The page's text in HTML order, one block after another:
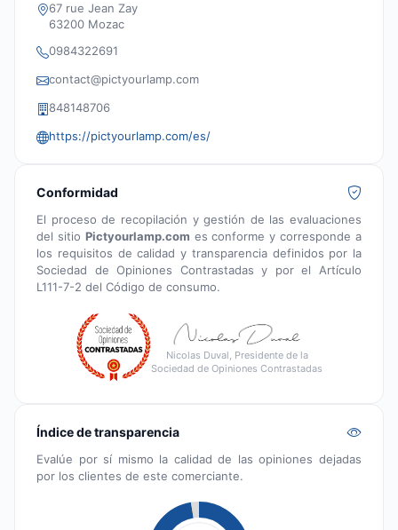
67 rue Jean Zay
63200 Mozac
0984322691
contact@pictyourlamp.com
848148706
https://pictyourlamp.com/es/
Conformidad
El proceso de recopilación y gestión de las evaluaciones
del sitio Pictyourlamp.com es conforme y corresponde a
los requisitos de calidad y transparencia definidos por la
Sociedad de Opiniones Contrastadas y por el Artículo
L111-7-2 del Código de consumo.
Nicolas Duval, Presidente de la
Sociedad de Opiniones Contrastadas
Índice de transparencia
Evalúe por sí mismo la calidad de las opiniones dejadas
por los clientes de este comerciante.